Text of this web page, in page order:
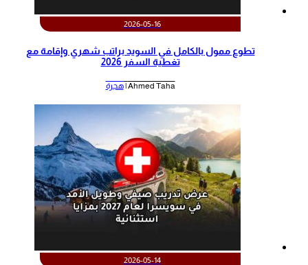
2026-05-16
تطوع ممول بالكامل في السويد براتب شهري وإقامة مع
تغطية السفر 2026
Ahmed Taha | هجرة
2026-05-14